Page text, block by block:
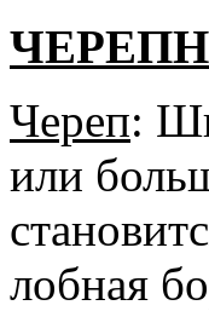
Череп:
или
лобная